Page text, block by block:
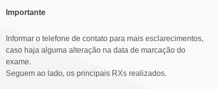
Importante
Informar o telefone de contato para mais esclarecimentos,
caso haja alguma alteração na data de marcação do
exame.
Seguem ao lado, os principais RXs realizados.